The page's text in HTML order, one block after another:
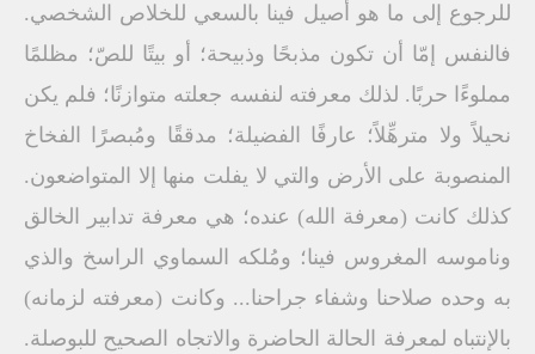
للرجوع إلى ما هو أصيل فينا بالسعي للخلاص الشخصي.
فالنفس إمّا أن تكون مذبحًا وذبيحة؛ أو بيتًا للصّ؛ مظلمًا
مملوءًا حربًا. لذلك معرفته لنفسه جعلته متوازنًا؛ فلم يكن
نحيلاً ولا مترهِّلاً؛ عارفًا الفضيلة؛ مدققًا ومُبصرًا الفخاخ
المنصوبة على الأرض والتي لا يفلت منها إلا المتواضعون.
كذلك كانت (معرفة الله) عنده؛ هي معرفة تدابير الخالق
وناموسه المغروس فينا؛ ومُلكه السماوي الراسخ والذي
به وحده صلاحنا وشفاء جراحنا... وكانت (معرفته لزمانه)
بالإنتباه لمعرفة الحالة الحاضرة والاتجاه الصحيح للبوصلة.